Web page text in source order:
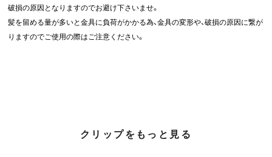
破損の原因となりますのでお避け下さいませ。
髪を留める量が多いと金具に負荷がかかる為、金具の変形や、破損の原因に繋が
りますのでご使用の際はご注意ください。
クリップをもっと見る